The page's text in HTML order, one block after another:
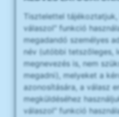
Tisztelettel
válaszol" funkció
megadandó személyes
név (utóbbi tetszőleges,
megnevezés is, nem
megadni), melyeket a
azonosítására, a válasz
megküldéséhez
válaszol" funkció